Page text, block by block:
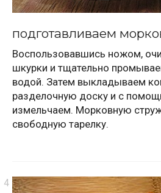
подготавливаем
Воспользовавшись ножом,
шкурки и тщательно
водой. Затем выкладываем
разделочную доску и с
измельчаем. Морковную
свободную тарелку.